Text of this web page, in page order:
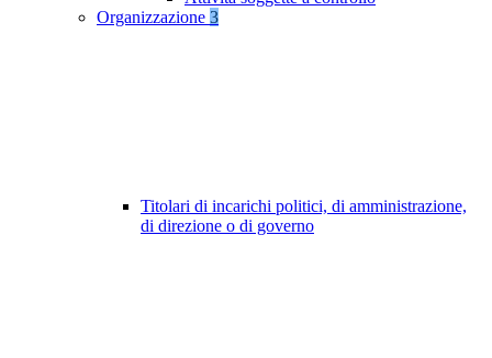
Organizzazione 3
Titolari di incarichi politici, di amministrazione,
di direzione o di governo